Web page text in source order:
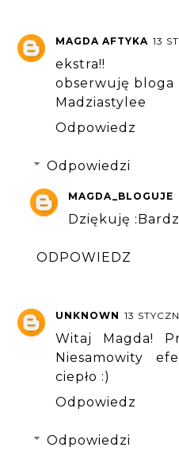
MAGDA AFTYKA 13
ekstra!!
obserwuję bloga
Madziastylee
Odpowiedz
Odpowiedzi
MAGDA_BLOGUJE
Dziękuję
ODPOWIEDZ
UNKNOWN 13
Witaj Magda!
Niesamowity
ciepło :)
Odpowiedz
Odpowiedzi